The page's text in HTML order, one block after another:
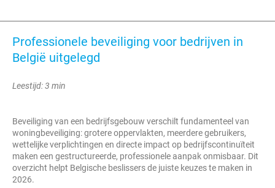
Professionele beveiliging voor bedrijven in
België uitgelegd
Leestijd: 3 min
Beveiliging van een bedrijfsgebouw verschilt fundamenteel van
woningbeveiliging: grotere oppervlakten, meerdere gebruikers,
wettelijke verplichtingen en directe impact op bedrijfscontinuïteit
maken een gestructureerde, professionele aanpak onmisbaar. Dit
overzicht helpt Belgische beslissers de juiste keuzes te maken in
2026.